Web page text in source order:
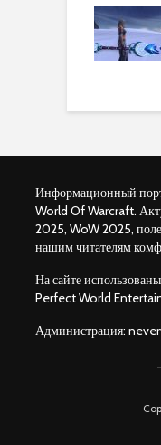
Информационный
World Of Warcraft.
2025, WoW 2025,
нашим читателям
На сайте
Perfect World
Администрация: